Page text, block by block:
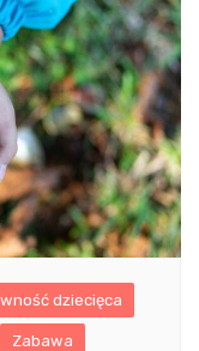
dziecięca
Zabawa